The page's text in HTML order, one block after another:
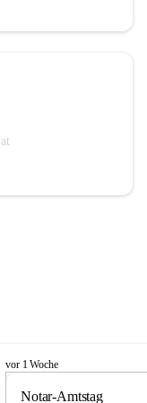
V
vor 1 Woche
Notar-Amtstag